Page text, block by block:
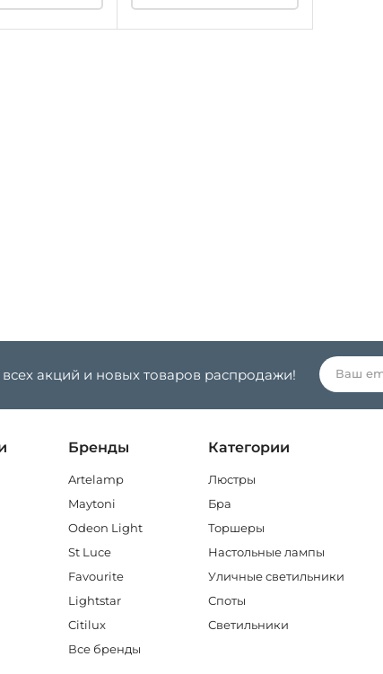
акций и новых товаров распродажи!
Бренды
Artelamp
Maytoni
Odeon Light
St Luce
Favourite
Lightstar
Citilux
Все бренды
Категории
Люстры
Бра
Торшеры
Настольные лампы
Уличные светильники
Споты
Светильники